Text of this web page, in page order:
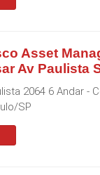
Asset
Av Paulista
2064 6 Andar -
/SP